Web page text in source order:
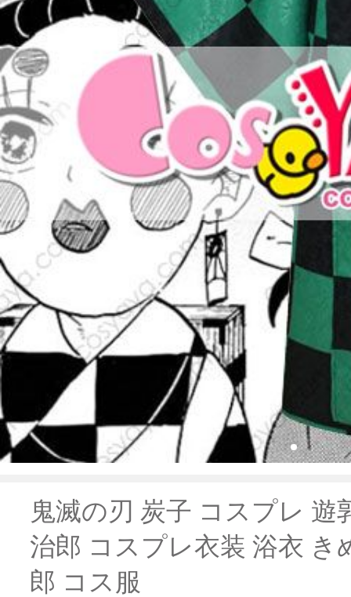
鬼滅の刃 炭子 コスプレ 遊
治郎 コスプレ衣装 浴衣 き
郎 コス服